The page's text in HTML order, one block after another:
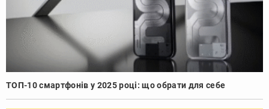
ТОП-10 смартфонів у 2025 році: що обрати для себе